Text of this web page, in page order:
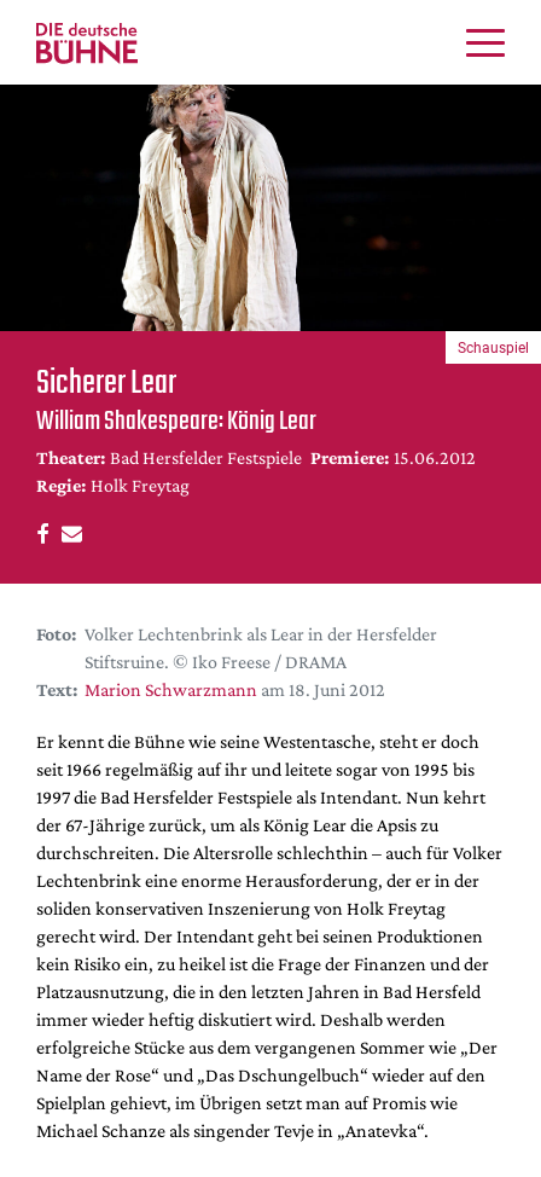
Schauspiel
Musiktheater
Crossover
Bühnenwelt
Festivals & Veranstaltungen
Menschen & Theater
Themen
Internationales
Nachrufe
DdB-map
Premierensuche
Festival-Planer
Alle Hefte
Leseproben
Podcast
Service
Shop / Abo
Newsletter
Redaktion
Autor:innen
Partner
Mediadaten
Suche
Sicherer Lear
William Shakespeare: König Lear
Theater: Bad Hersfelder Festspiele Premiere: 15.06.2012
Regie: Holk Freytag
Schauspiel
Foto: Volker Lechtenbrink als Lear in der Hersfelder
Stiftsruine. © Iko Freese / DRAMA
Text: Marion Schwarzmann am 18. Juni 2012
Er kennt die Bühne wie seine Westentasche, steht er doch
seit 1966 regelmäßig auf ihr und leitete sogar von 1995 bis
1997 die Bad Hersfelder Festspiele als Intendant. Nun kehrt
der 67-Jährige zurück, um als König Lear die Apsis zu
durchschreiten. Die Altersrolle schlechthin – auch für Volker
Lechtenbrink eine enorme Herausforderung, der er in der
soliden konservativen Inszenierung von Holk Freytag
gerecht wird. Der Intendant geht bei seinen Produktionen
kein Risiko ein, zu heikel ist die Frage der Finanzen und der
Platzausnutzung, die in den letzten Jahren in Bad Hersfeld
immer wieder heftig diskutiert wird. Deshalb werden
erfolgreiche Stücke aus dem vergangenen Sommer wie „Der
Name der Rose“ und „Das Dschungelbuch“ wieder auf den
Spielplan gehievt, im Übrigen setzt man auf Promis wie
Michael Schanze als singender Tevje in „Anatevka“.